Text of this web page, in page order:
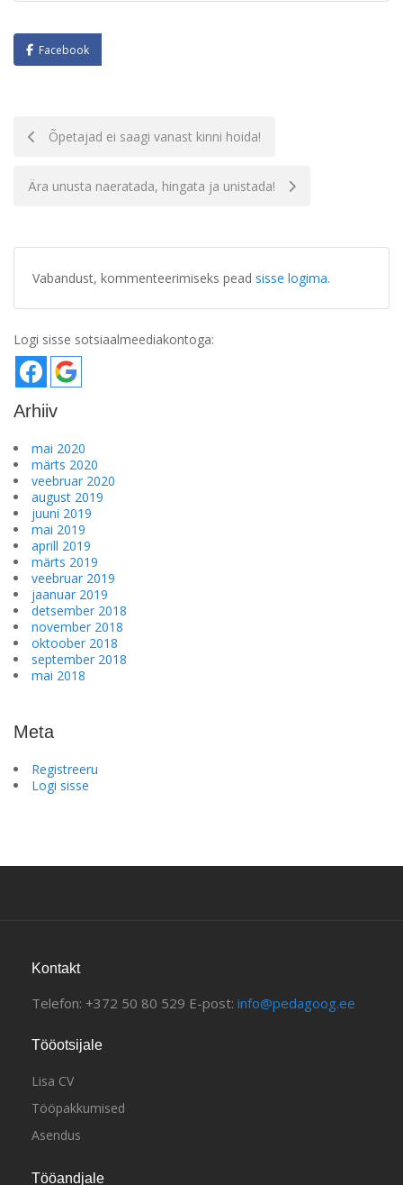
Facebook
Navigatsioon
Õpetajad ei saagi vanast kinni hoida!
Ära unusta naeratada, hingata ja unistada!
Vabandust, kommenteerimiseks pead sisse logima.
Logi sisse sotsiaalmeediakontoga:
Arhiiv
mai 2020
märts 2020
veebruar 2020
august 2019
juuni 2019
mai 2019
aprill 2019
märts 2019
veebruar 2019
jaanuar 2019
detsember 2018
november 2018
oktoober 2018
september 2018
mai 2018
Meta
Registreeru
Logi sisse
Kontakt
Telefon: +372 50 80 529 E-post: info@pedagoog.ee
Tööotsijale
Lisa CV
Tööpakkumised
Asendus
Tööandjale